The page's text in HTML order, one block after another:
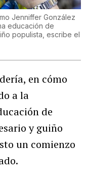
Jenniffer González
educación de
populista, escribe el
en cómo
a la
de
y guiño
un comienzo